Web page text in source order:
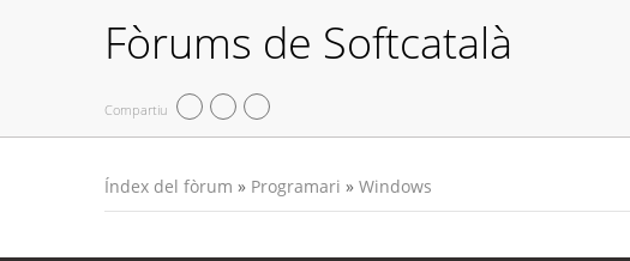
Fòrums de Softcatalà
Compartiu
Índex del fòrum » Programari » Windows